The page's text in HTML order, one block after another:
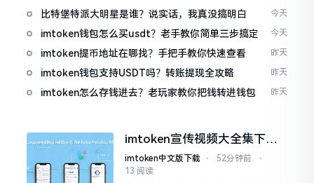
比特堡特派大明星是谁？说实话，我真没搞明白 今天
imtoken钱包怎么买usdt？老手教你简单三步搞定 今天
imtoken提币地址在哪找？手把手教你快速查看 昨天
imtoken钱包支持USDT吗？转账提现全攻略 昨天
imtoken怎么存钱进去？老玩家教你把钱转进钱包 昨天
imtoken宣传视频大全集下
载，新手看完就懂怎么用
imtoken中文版下载 ⋅ 52分钟前
⋅
13 阅读